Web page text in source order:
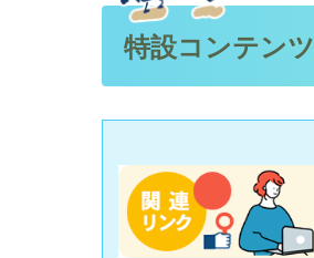
特設コンテンツ